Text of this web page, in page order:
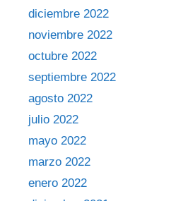
diciembre 2022
noviembre 2022
octubre 2022
septiembre 2022
agosto 2022
julio 2022
mayo 2022
marzo 2022
enero 2022